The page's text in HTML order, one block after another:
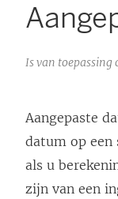
Is van toepassing
Aangepaste
datum op een
als u
zijn van een